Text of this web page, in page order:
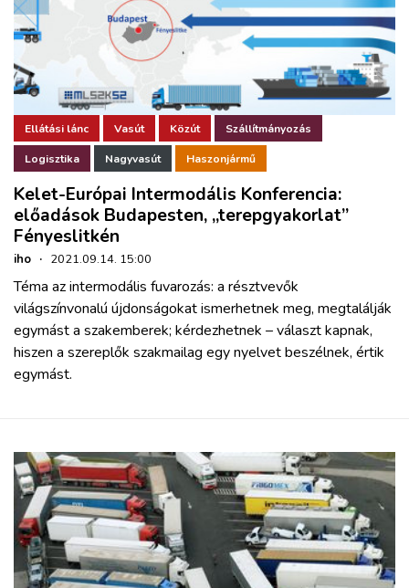
Ellátási lánc Vasút Közút Szállítmányozás
Logisztika Nagyvasút Haszonjármű
Kelet-Európai Intermodális Konferencia:
előadások Budapesten, „terepgyakorlat”
Fényeslitkén
iho · 2021.09.14. 15:00
Téma az intermodális fuvarozás: a résztvevők
világszínvonalú újdonságokat ismerhetnek meg, megtalálják
egymást a szakemberek; kérdezhetnek – választ kapnak,
hiszen a szereplők szakmailag egy nyelvet beszélnek, értik
egymást.